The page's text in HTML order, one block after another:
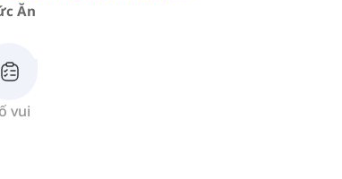
Ăn
vui